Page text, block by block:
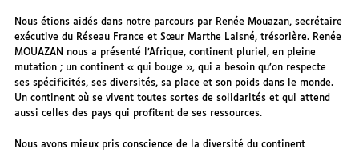
Nous étions aidés dans notre parcours par Renée Mouazan, secrétaire
exécutive du Réseau France et Sœur Marthe Laisné, trésorière. Renée
MOUAZAN nous a présenté l’Afrique, continent pluriel, en pleine
mutation ; un continent « qui bouge », qui a besoin qu’on respecte
ses spécificités, ses diversités, sa place et son poids dans le monde.
Un continent où se vivent toutes sortes de solidarités et qui attend
aussi celles des pays qui profitent de ses ressources.
Nous avons mieux pris conscience de la diversité du continent